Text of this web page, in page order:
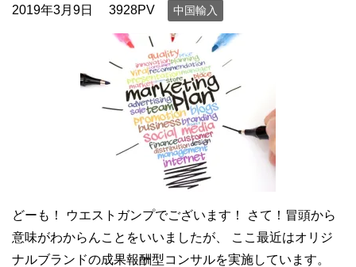
2019年3月9日 3928PV 中国輸入
どーも！ ウエストガンプでございます！ さて！冒頭から
意味がわからんことをいいましたが、 ここ最近はオリジ
ナルブランドの成果報酬型コンサルを実施しています。